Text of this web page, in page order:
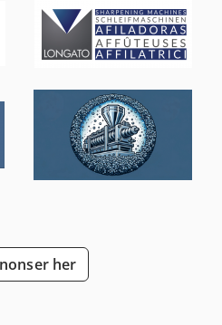
fortsatt på maskinen per i
2026. Produsent:
Modell: TruLaser Weld
kontakt med oss på
her